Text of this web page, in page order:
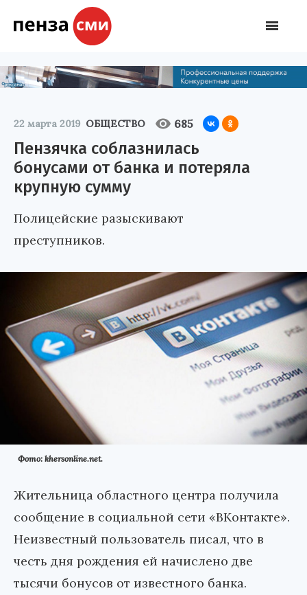
22 марта 2019 ОБЩЕСТВО 685
Пензячка соблазнилась
бонусами от банка и потеряла
крупную сумму
Полицейские разыскивают
преступников.
Фото: khersonline.net.
Жительница областного центра получила
сообщение в социальной сети «ВКонтакте».
Неизвестный пользователь писал, что в
честь дня рождения ей начислено две
тысячи бонусов от известного банка.